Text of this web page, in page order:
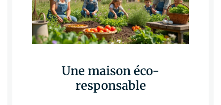
Une maison éco-
responsable